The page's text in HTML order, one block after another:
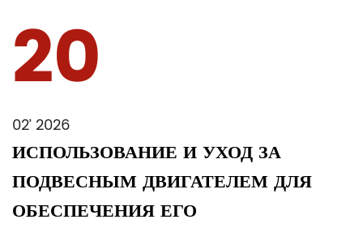
20
02’ 2026
ИСПОЛЬЗОВАНИЕ И УХОД ЗА
ПОДВЕСНЫМ ДВИГАТЕЛЕМ ДЛЯ
ОБЕСПЕЧЕНИЯ ЕГО